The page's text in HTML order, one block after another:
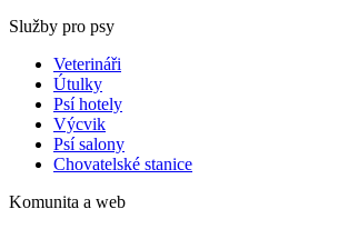
Služby pro psy
Veterináři
Útulky
Psí hotely
Výcvik
Psí salony
Chovatelské stanice
Komunita a web